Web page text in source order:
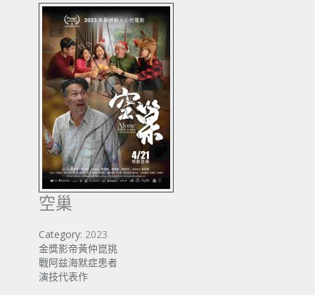
空巢
Category: 2023
金獎影帝黃仲崑挑
戰阿兹海默症患者
演技代表作